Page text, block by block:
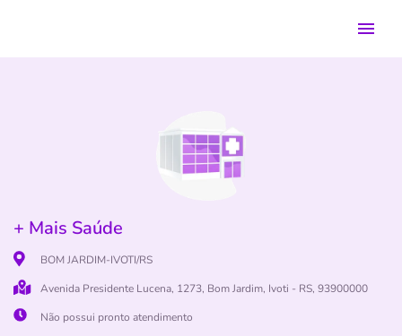
+ Mais Saúde
BOM JARDIM-IVOTI/RS
Avenida Presidente Lucena, 1273, Bom Jardim, Ivoti - RS, 93900000
Não possui pronto atendimento